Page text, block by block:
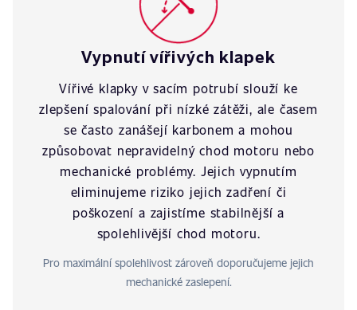
Vypnutí vířivých klapek
Vířivé klapky v sacím potrubí slouží ke
zlepšení spalování při nízké zátěži, ale časem
se často zanášejí karbonem a mohou
způsobovat nepravidelný chod motoru nebo
mechanické problémy. Jejich vypnutím
eliminujeme riziko jejich zadření či
poškození a zajistíme stabilnější a
spolehlivější chod motoru.
Pro maximální spolehlivost zároveň doporučujeme jejich
mechanické zaslepení.